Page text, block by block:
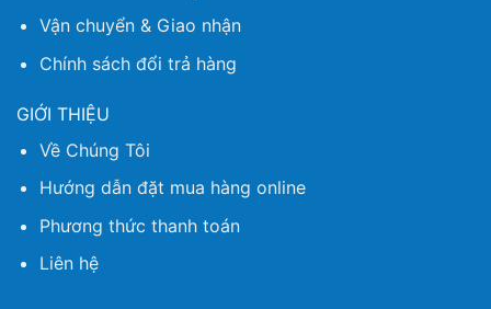
Vận chuyển & Giao nhận
Chính sách đổi trả hàng
GIỚI THIỆU
Về Chúng Tôi
Hướng dẫn đặt mua hàng online
Phương thức thanh toán
Liên hệ